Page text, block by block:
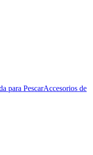
para PescarAccesorios de